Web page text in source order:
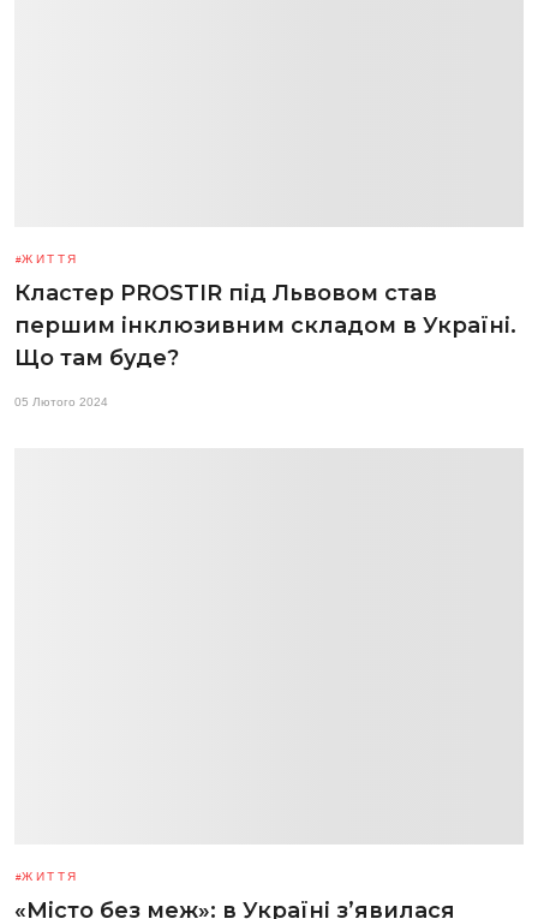
ЖИТТЯ
Кластер PROSTIR під Львовом став
першим інклюзивним складом в Україні.
Що там буде?
05 Лютого 2024
ЖИТТЯ
«Місто без меж»: в Україні з’явилася